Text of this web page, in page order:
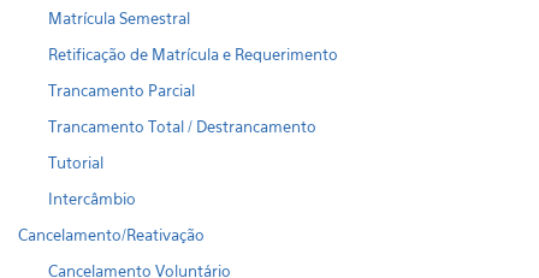
Matrícula Semestral
Retificação de Matrícula e Requerimento
Trancamento Parcial
Trancamento Total / Destrancamento
Tutorial
Intercâmbio
Cancelamento/Reativação
Cancelamento Voluntário